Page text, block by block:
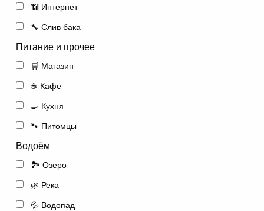
📶 Интернет
🔧 Слив бака
Питание и прочее
🛒 Магазин
☕ Кафе
🍳 Кухня
🐾 Питомцы
Водоём
🏞️ Озеро
🌿 Река
💦 Водопад